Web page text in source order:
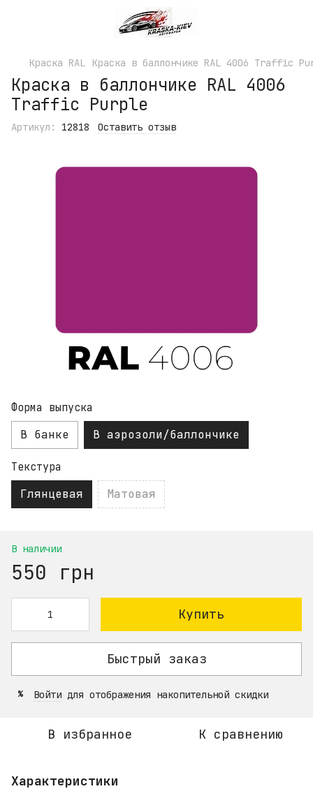
Краска RAL Краска в баллончике RAL 4006 Traffic
Краска в баллончике RAL 4006
Traffic Purple
Артикул: 12818 Оставить отзыв
Форма выпуска
В банке В аэрозоли/баллончике
Текстура
Глянцевая Матовая
В наличии
550 грн
Купить
Быстрый заказ
% Войти для отображения накопительной скидки
В избранное К сравнению
Характеристики